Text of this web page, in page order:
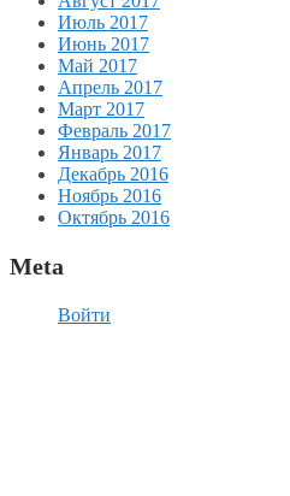
Июль 2017
Июнь 2017
Май 2017
Апрель 2017
Март 2017
Февраль 2017
Январь 2017
Декабрь 2016
Ноябрь 2016
Октябрь 2016
Meta
Войти